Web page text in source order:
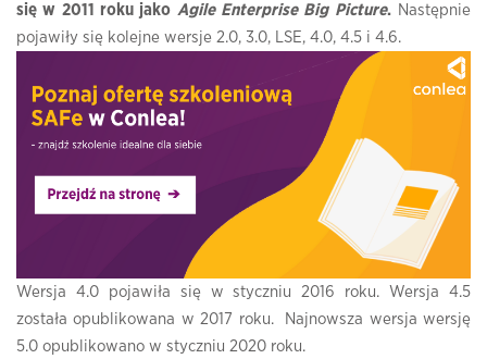
się w 2011 roku jako Agile Enterprise Big Picture.Następnie
pojawiły się kolejne wersje 2.0, 3.0, LSE, 4.0, 4.5 i 4.6.
Wersja 4.0 pojawiła się w styczniu 2016 roku. Wersja 4.5
została opublikowana w 2017 roku. Najnowsza wersja wersję
5.0 opublikowano w styczniu 2020 roku.